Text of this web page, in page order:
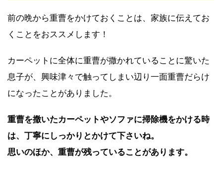
前の晩から重曹をかけておくことは、家族に伝えてお
くことをおススメします！
カーペットに全体に重曹が撒かれていることに驚いた
息子が、興味津々で触ってしまい辺り一面重曹だらけ
になったことがありました。
重曹を撒いたカーペットやソファに掃除機をかける時
は、丁寧にしっかりとかけて下さいね。
思いのほか、重曹が残っていることがあります。